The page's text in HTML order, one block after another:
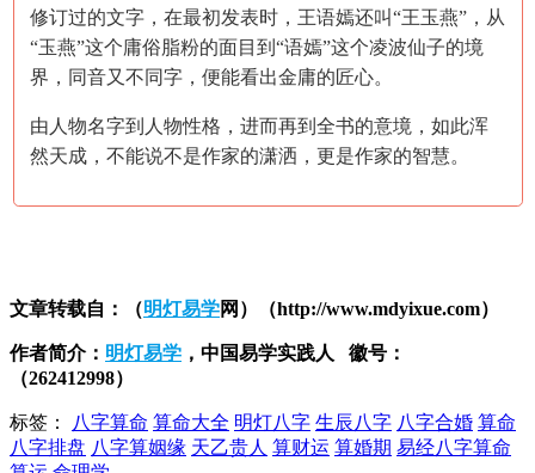
修订过的文字，在最初发表时，王语嫣还叫“王玉燕”，从
“玉燕”这个庸俗脂粉的面目到“语嫣”这个凌波仙子的境
界，同音又不同字，便能看出金庸的匠心。
由人物名字到人物性格，进而再到全书的意境，如此浑
然天成，不能说不是作家的潇洒，更是作家的智慧。
文章转载自：（明灯易学网）（http://www.mdyixue.com）
作者简介： 明灯易学 ，中国易学实践人 徽号：
（262412998）
标签： 八字算命 算命大全 明灯八字 生辰八字 八字合婚 算命
八字排盘 八字算姻缘 天乙贵人 算财运 算婚期 易经八字算命